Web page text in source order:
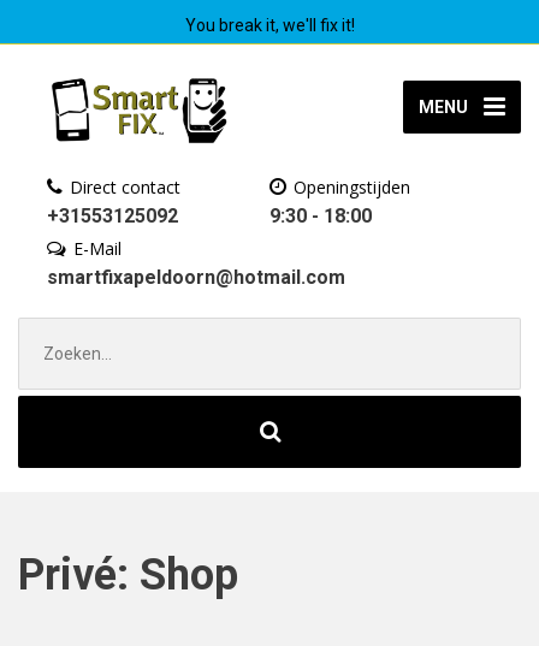
You break it, we'll fix it!
MENU
Direct contact
+31553125092
Openingstijden
9:30 - 18:00
E-Mail
smartfixapeldoorn@hotmail.com
naar:
Privé: Shop